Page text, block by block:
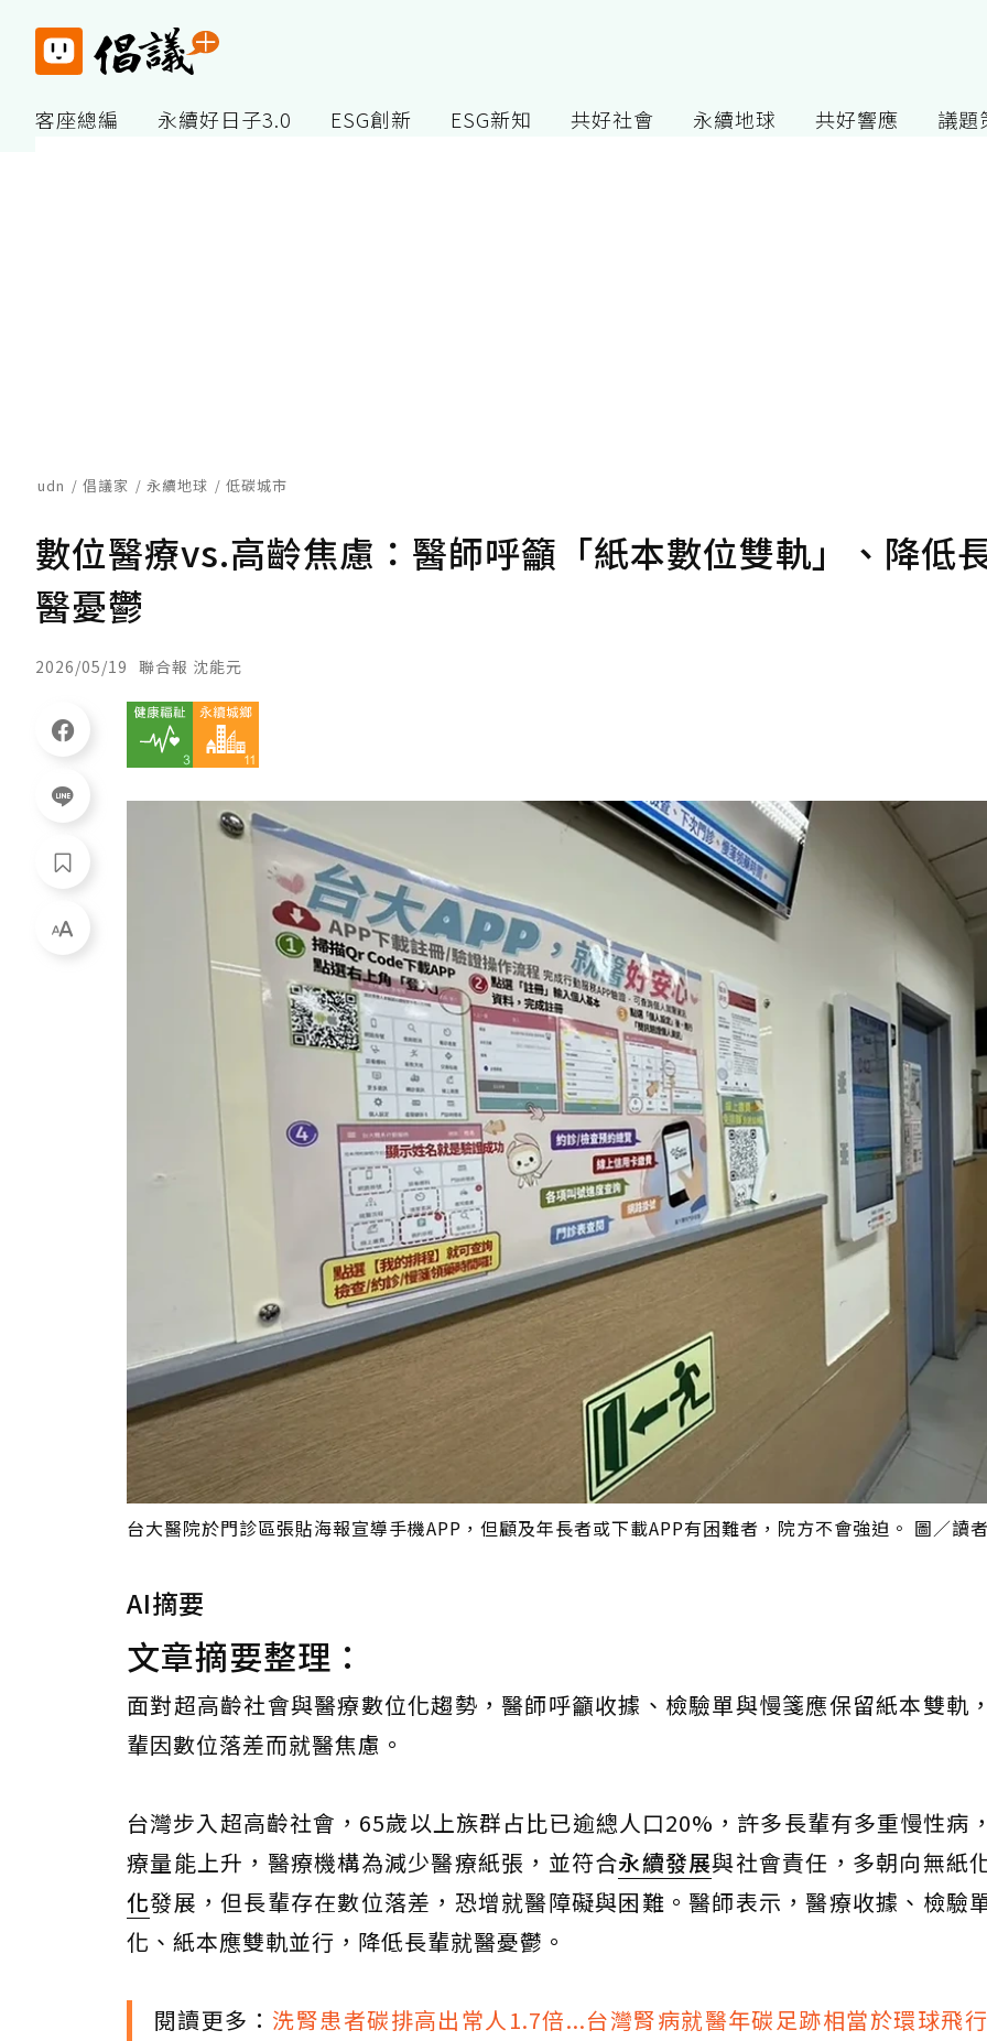
客座總編 永續好日子3.0 ESG創新 ESG新知 共好社會 永續地球 共好響應 議題
udn 倡議家 永續地球 低碳城市
數位醫療vs.高齡焦慮：醫師呼籲「紙本數位雙軌」、降低
醫憂鬱
2026/05/19 聯合報 沈能元
台大醫院於門診區張貼海報宣導手機APP，但顧及年長者或下載APP有困難者，院方不會強迫。 圖／讀
AI摘要
文章摘要整理：
面對超高齡社會與醫療數位化趨勢，醫師呼籲收據、檢驗單與慢箋應保留紙本雙軌
輩因數位落差而就醫焦慮。
台灣步入超高齡社會，65歲以上族群占比已逾總人口20%，許多長輩有多重慢性病
療量能上升，醫療機構為減少醫療紙張，並符合永續發展與社會責任，多朝向無紙
化發展，但長輩存在數位落差，恐增就醫障礙與困難。醫師表示，醫療收據、檢驗
化、紙本應雙軌並行，降低長輩就醫憂鬱。
閱讀更多： 洗腎患者碳排高出常人1.7倍...台灣腎病就醫年碳足跡相當於環球飛